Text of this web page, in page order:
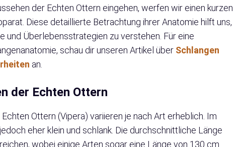
der Echten Ottern eingehen, werfen wir einen kurzen
Diese detaillierte Betrachtung ihrer Anatomie hilft uns,
und Überlebensstrategien zu verstehen. Für eine
schau dir unseren Artikel über Schlangen
an.
der Echten Ottern
Ottern (Vipera) variieren je nach Art erheblich. Im
eher klein und schlank. Die durchschnittliche Länge
wobei einige Arten sogar eine Länge von 130 cm